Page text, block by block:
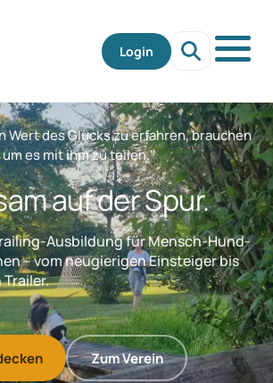
Login
Wert des Glücks zu erfahren, brauchen
es mit ihm zu teilen."
auf der Spur.
Ausbildung für Mensch-Hund-
– vom neugierigen Einsteiger bis
Zum Verein